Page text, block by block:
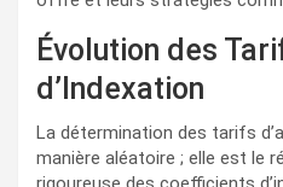
Évolution des
d’Indexation
La détermination des tarifs
manière aléatoire ; elle est le